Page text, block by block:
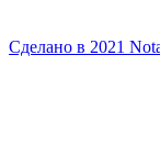
Сделано в 2021